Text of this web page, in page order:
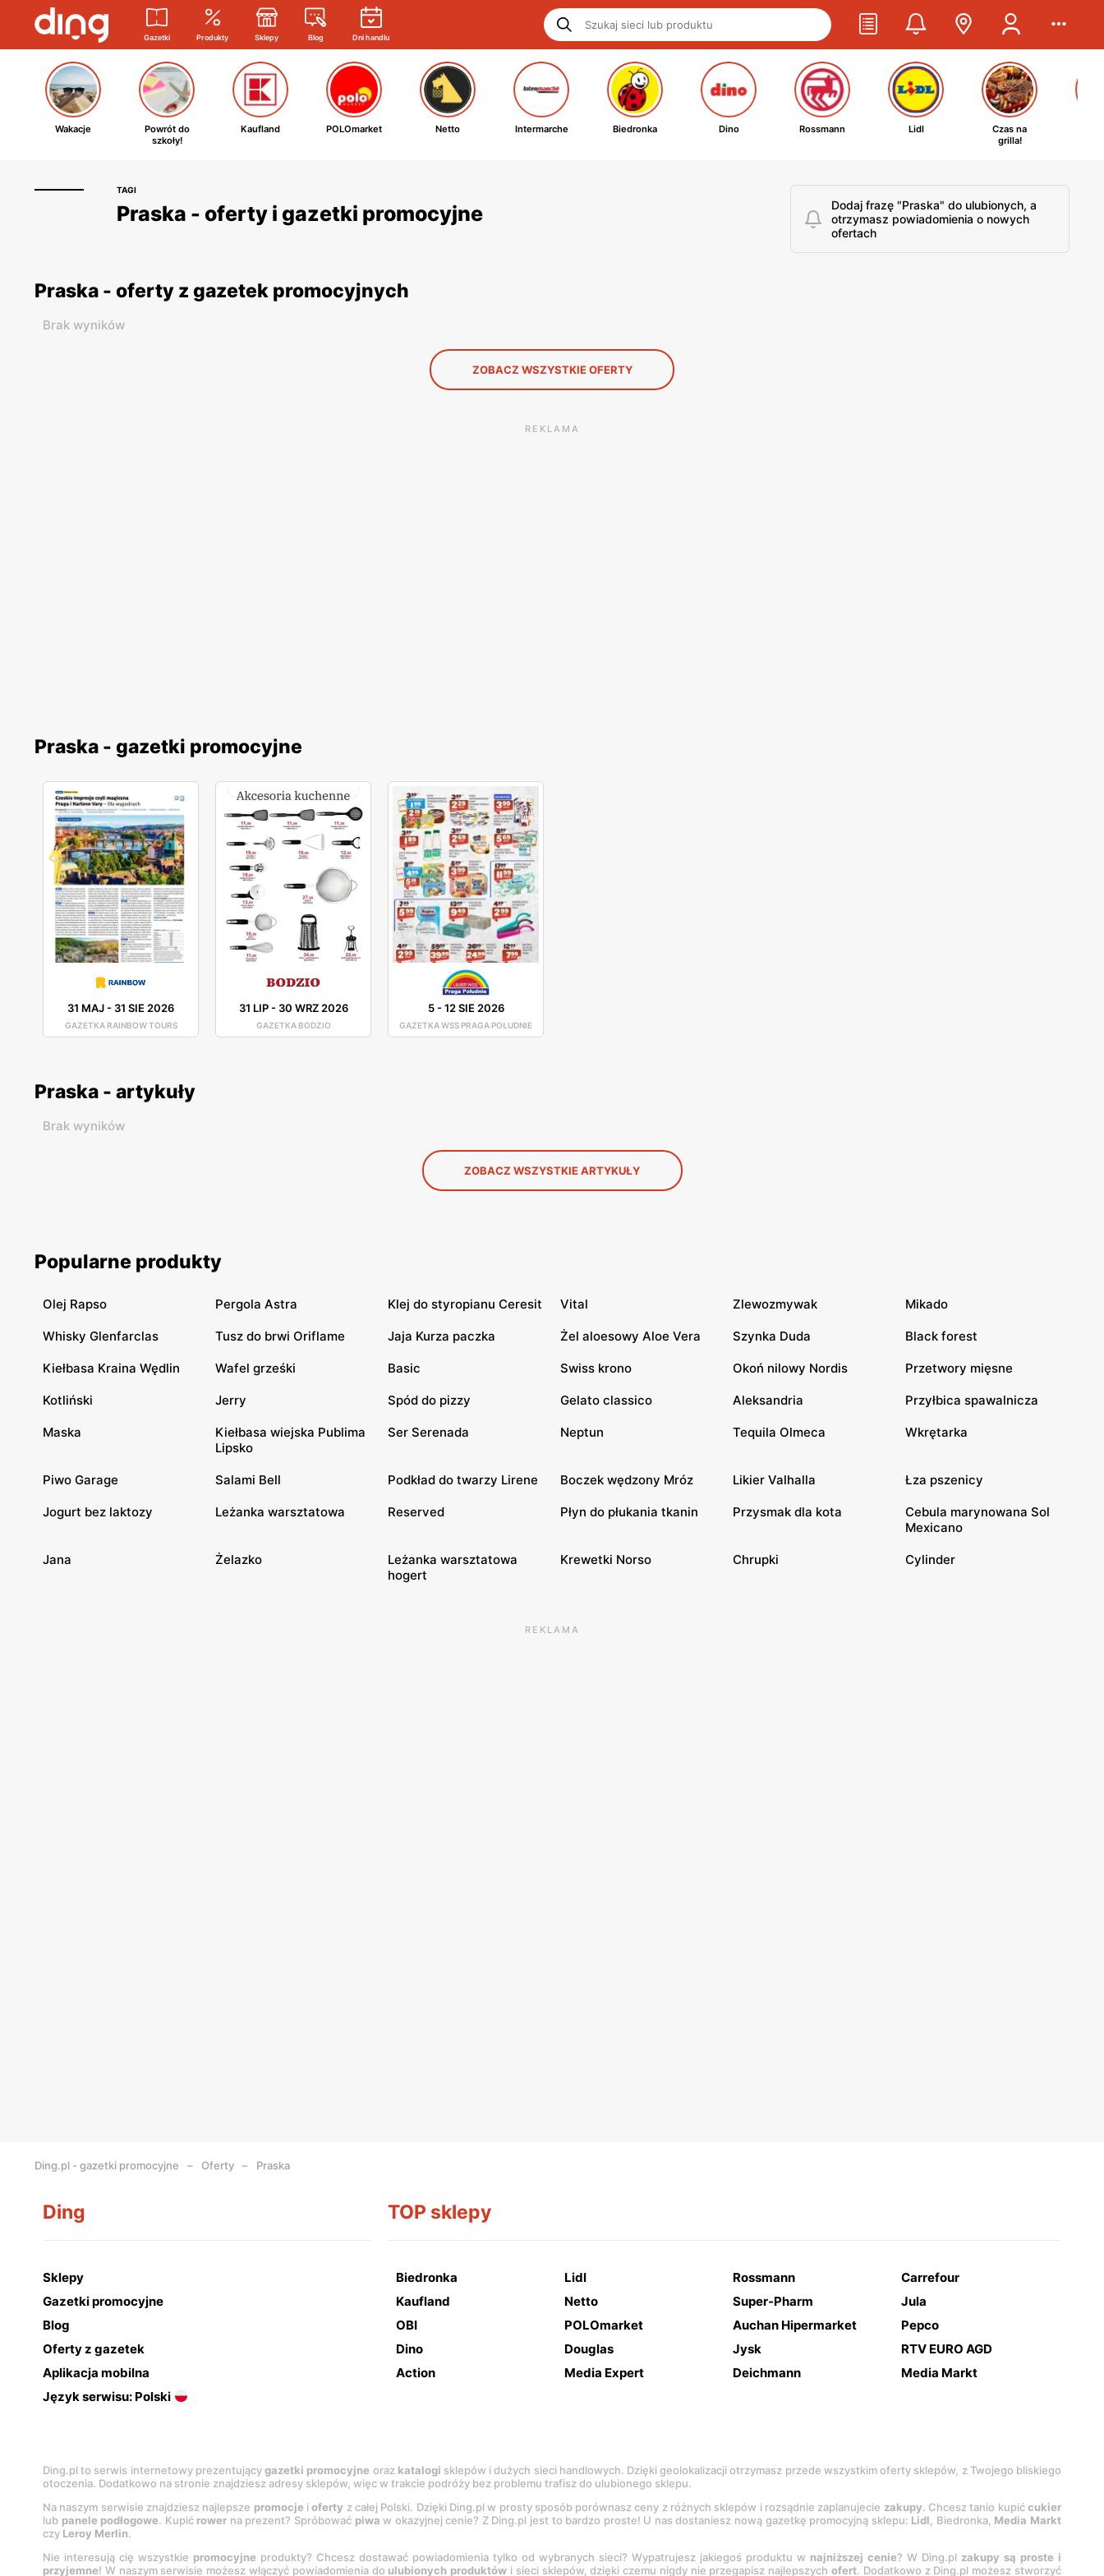
Gazetki Produkty Sklepy Blog Dni handlu
Wakacje
Powrót do
szkoły!
Kaufland POLOmarket Netto Intermarche Biedronka Dino Rossmann Lidl
Czas na
grilla!
TAGI
Praska - oferty i gazetki promocyjne
Dodaj frazę "Praska" do ulubionych, a
otrzymasz powiadomienia o nowych
ofertach
Praska - oferty z gazetek promocyjnych
Brak wyników
ZOBACZ WSZYSTKIE OFERTY
REKLAMA
Praska - gazetki promocyjne
31 MAJ- 31 SIE 2026
GAZETKA RAINBOW TOURS
31 LIP- 30 WRZ 2026
GAZETKA BODZIO
5-12 SIE 2026
GAZETKA WSS PRAGA POŁUDNIE
Praska - artykuły
Brak wyników
ZOBACZ WSZYSTKIE ARTYKUŁY
Popularne produkty
Olej Rapso Pergola Astra Klej do styropianu Ceresit Vital Zlewozmywak Mikado
Whisky Glenfarclas Tusz do brwi Oriflame Jaja Kurza paczka Żel aloesowy Aloe Vera Szynka Duda Black forest
Kiełbasa Kraina Wędlin Wafel grześki Basic Swiss krono Okoń nilowy Nordis Przetwory mięsne
Kotliński Jerry Spód do pizzy Gelato classico Aleksandria Przyłbica spawalnicza
Maska
Kiełbasa wiejska Publima
Lipsko
Ser Serenada Neptun Tequila Olmeca Wkrętarka
Piwo Garage Salami Bell Podkład do twarzy Lirene Boczek wędzony Mróz Likier Valhalla Łza pszenicy
Jogurt bez laktozy Leżanka warsztatowa Reserved Płyn do płukania tkanin Przysmak dla kota
Cebula marynowana Sol
Mexicano
Jana Żelazko
Leżanka warsztatowa
hogert
Krewetki Norso Chrupki Cylinder
REKLAMA
Ding.pl - gazetki promocyjne Oferty Praska
Ding
Sklepy
Gazetki promocyjne
Blog
Oferty z gazetek
Aplikacja mobilna
Język serwisu: Polski
TOP sklepy
Biedronka Lidl Rossmann
Carrefour
Kaufland
Netto Super-Pharm
Jula
OBI
POLOmarket Auchan Hipermarket
Pepco
Dino
Douglas Jysk
RTV EURO AGD
Action
Media Expert Deichmann Media Markt
Ding.pl to serwis internetowy prezentującygazetki promocyjne oraz katalogi sklepów i dużych sieci handlowych. Dzięki geolokalizacji otrzymasz przede wszystkim oferty sklepów, z Twojego bliskiego
otoczenia. Dodatkowo na stronie znajdziesz adresy sklepów, więc w trakcie podróży bez problemu trafisz do ulubionego sklepu.
Na naszym serwisie znajdziesz najlepsze promocje ioferty z całej Polski. Dzięki Ding.pl w prosty sposób porównasz ceny z różnych sklepów i rozsądnie zaplanujecie zakupy. Chcesz tanio kupićcukier
lub panele podłogowe. Kupić rower na prezent? Spróbować piwa w okazyjnej cenie? Z Ding.pl jest to bardzo proste! U nas dostaniesz nową gazetkę promocyjną sklepu: Lidl, Biedronka, Media Markt
czy Leroy Merlin.
Nie interesują cię wszystkie promocyjne produkty? Chcesz dostawać powiadomienia tylko od wybranych sieci? Wypatrujesz jakiegoś produktu w najniższej cenie? W Ding.pl zakupy są proste i
przyjemne! W naszym serwisie możesz włączyć powiadomienia do ulubionych produktów i sieci sklepów, dzięki czemu nigdy nie przegapisz najlepszychofert. Dodatkowo z Ding.pl możesz stworzyć